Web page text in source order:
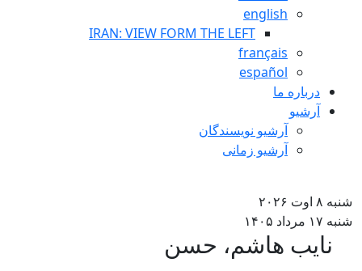
english
IRAN: VIEW FORM THE LEFT
français
español
درباره ما
آرشیو
آرشیو نویسندگان
آرشیو زمانی
هاشم، حسن